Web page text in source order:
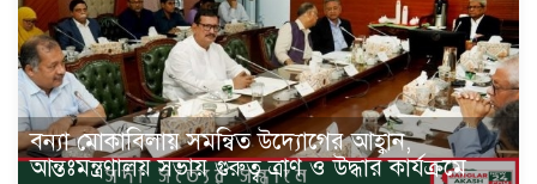
বন্যা মোকাবিলায় সমন্বিত উদ্যোগের আহ্বান,
আন্তঃমন্ত্রণালয় সভায় গুরুত্ব ত্রাণ ও উদ্ধার কার্যক্রমে